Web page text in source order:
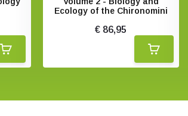
Ecology of the Chironomini
€ 86,95